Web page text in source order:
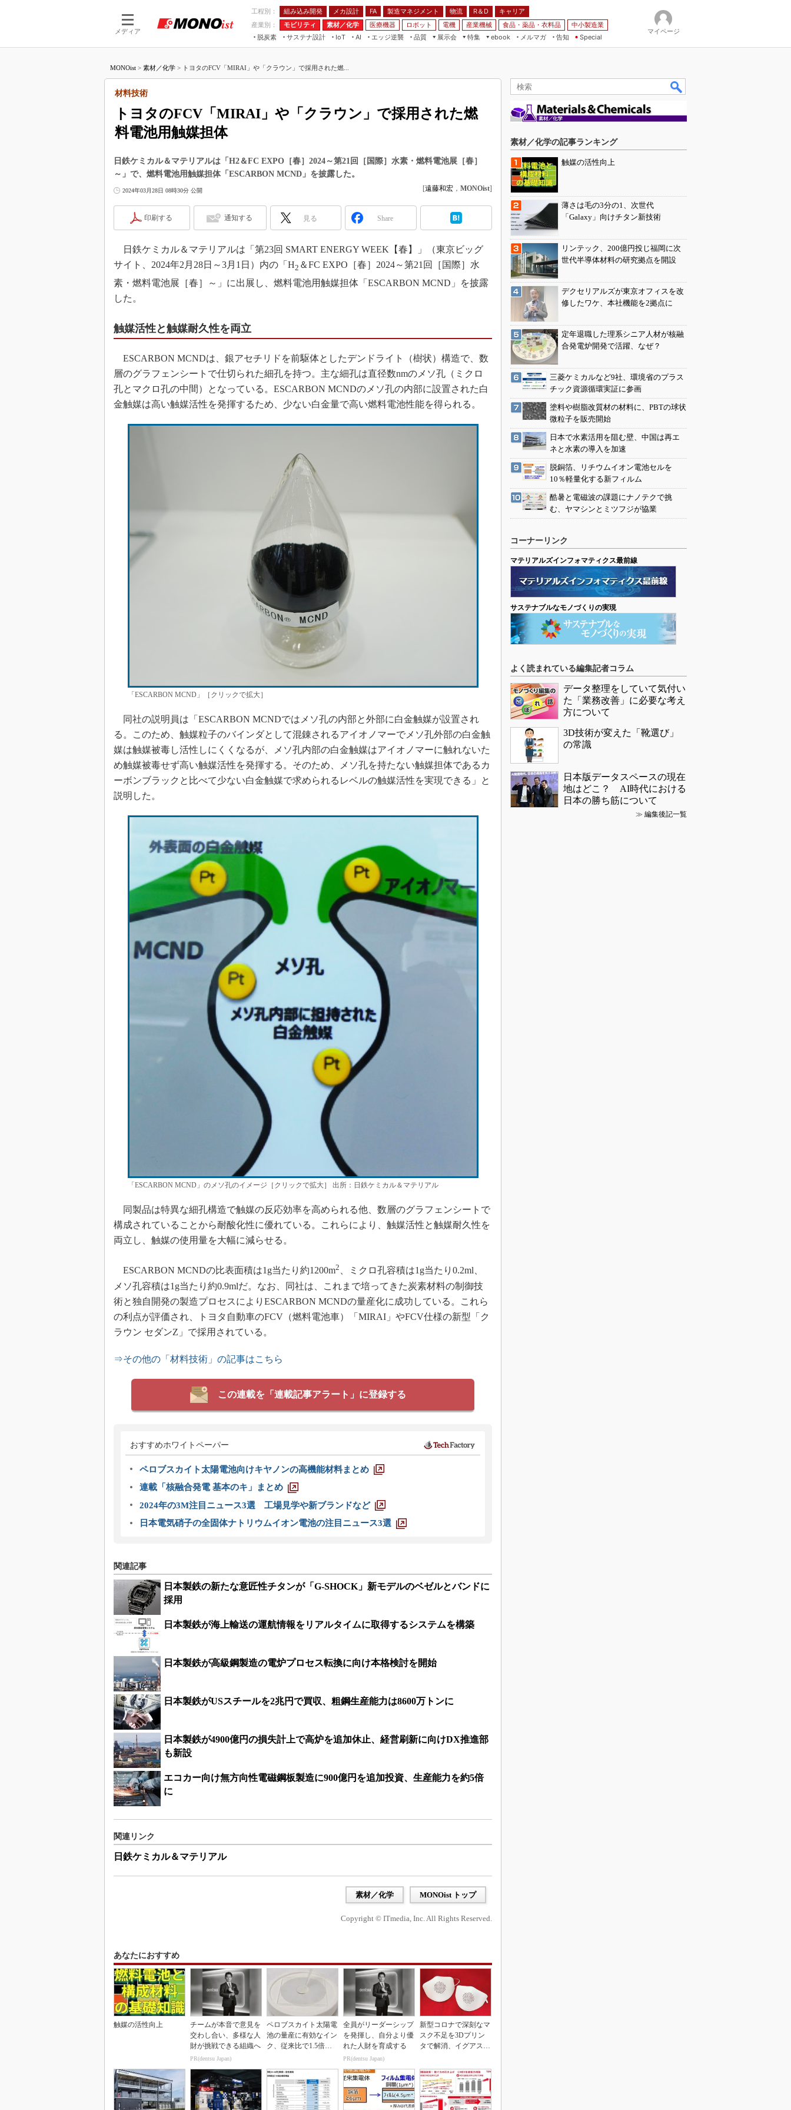
メディア
工程別： 組み込み開発 メカ設計 FA 製造マネジメント 物流 R＆D
キャリア
産業別：
モビリティ 素材／化学 医療機器 ロボット 電機 産業機械 食品・薬品・衣料品
中小製造業
脱炭素
サステナ設計
IoT
つながる工場
AI
AI×設備保全
エッジ逆襲 品質
展示会
JIMTOF
IIFES
TECHNO-FRONTIER
EdgeTech+
特集
フィールドサービス
組み込み画像技術
組み込みモデリング
車載ソフト開発
ISO26262
無償設計ツール
3Dプリンタ
デジタルツインとCAE
イノベーション
製造業ビッグデータ
メイドインジャパン
植物工場
ebook
モビリティ
メルマガ
告知 Special
マイページ
MONOist > 素材／化学 > トヨタのFCV「MIRAI」や「クラウン」で採用された燃...
トヨタのFCV「MIRAI」や「クラウン」で採用された燃
料電池用触媒担体
材料技術
日鉄ケミカル＆マテリアルは「H2＆FC EXPO［春］2024～第21回［国際］水素・燃料電池展［春］
～」で、燃料電池用触媒担体「ESCARBON MCND」を披露した。
2024年03月28日 08時30分 公開 [遠藤和宏 ， MONOist]
印刷する 通知する 見る Share
日鉄ケミカル＆マテリアルは「第23回 SMART ENERGY WEEK【春】」（東京ビッグ
サイト、2024年2月28日～3月1日）内の「H2 ＆FC EXPO［春］2024～第21回［国際］水
素・燃料電池展［春］～」に出展し、燃料電池用触媒担体「ESCARBON MCND」を披露
した。
触媒活性と触媒耐久性を両立
ESCARBON MCNDは、銀アセチリドを前駆体としたデンドライト（樹状）構造で、数
層のグラフェンシートで仕切られた細孔を持つ。主な細孔は直径数nmのメソ孔（ミクロ
孔とマクロ孔の中間）となっている。ESCARBON MCNDのメソ孔の内部に設置された白
金触媒は高い触媒活性を発揮するため、少ない白金量で高い燃料電池性能を得られる。
「ESCARBON MCND」［クリックで拡大］
同社の説明員は「ESCARBON MCNDではメソ孔の内部と外部に白金触媒が設置され
る。このため、触媒粒子のバインダとして混錬されるアイオノマーでメソ孔外部の白金触
媒は触媒被毒し活性しにくくなるが、メソ孔内部の白金触媒はアイオノマーに触れないた
め触媒被毒せず高い触媒活性を発揮する。そのため、メソ孔を持たない触媒担体であるカ
ーボンブラックと比べて少ない白金触媒で求められるレベルの触媒活性を実現できる」と
説明した。
「ESCARBON MCND」のメソ孔のイメージ［クリックで拡大］ 出所：日鉄ケミカル＆マテリアル
同製品は特異な細孔構造で触媒の反応効率を高められる他、数層のグラフェンシートで
構成されていることから耐酸化性に優れている。これらにより、触媒活性と触媒耐久性を
両立し、触媒の使用量を大幅に減らせる。
ESCARBON MCNDの比表面積は1g当たり約1200m2 、ミクロ孔容積は1g当たり0.2ml、
メソ孔容積は1g当たり約0.9mlだ。なお、同社は、これまで培ってきた炭素材料の制御技
術と独自開発の製造プロセスによりESCARBON MCNDの量産化に成功している。これら
の利点が評価され、トヨタ自動車のFCV（燃料電池車）「MIRAI」やFCV仕様の新型「ク
ラウン セダンZ」で採用されている。
⇒その他の「材料技術」の記事はこちら
この連載を「連載記事アラート」に登録する
おすすめホワイトペーパー
ペロブスカイト太陽電池向けキヤノンの高機能材料まとめ
連載「核融合発電 基本のキ」まとめ
2024年の3M注目ニュース3選 工場見学や新ブランドなど
日本電気硝子の全固体ナトリウムイオン電池の注目ニュース3選
関連記事
日本製鉄の新たな意匠性チタンが「G-SHOCK」新モデルのベゼルとバンドに
採用
日本製鉄が海上輸送の運航情報をリアルタイムに取得するシステムを構築
日本製鉄が高級鋼製造の電炉プロセス転換に向け本格検討を開始
日本製鉄がUSスチールを2兆円で買収、粗鋼生産能力は8600万トンに
日本製鉄が4900億円の損失計上で高炉を追加休止、経営刷新に向けDX推進部
も新設
エコカー向け無方向性電磁鋼板製造に900億円を追加投資、生産能力を約5倍
に
関連リンク
日鉄ケミカル＆マテリアル
素材／化学 MONOist トップ
Copyright © ITmedia, Inc. All Rights Reserved.
あなたにおすすめ
触媒の活性向上
チームが本音で意見を
交わし合い、多様な人
財が挑戦できる組織へ
PR(dentsu Japan)
ペロブスカイト太陽電
池の量産に有効なイン
ク、従来比で1.5倍の
全員がリーダーシップ
を発揮し、自分より優
れた人財を育成する
PR(dentsu Japan)
新型コロナで深刻なマ
スク不足を3Dプリン
タで解消、イグアスが
素材／化学の記事ランキング
触媒の活性向上
薄さは毛の3分の1、次世代
「Galaxy」向けチタン新技術
リンテック、200億円投じ福岡に次
世代半導体材料の研究拠点を開設
デクセリアルズが東京オフィスを改
修したワケ、本社機能を2拠点に
定年退職した理系シニア人材が核融
合発電炉開発で活躍、なぜ？
三菱ケミカルなど9社、環境省のプラス
チック資源循環実証に参画
塗料や樹脂改質材の材料に、PBTの球状
微粒子を販売開始
日本で水素活用を阻む壁、中国は再エ
ネと水素の導入を加速
脱銅箔、リチウムイオン電池セルを
10％軽量化する新フィルム
酷暑と電磁波の課題にナノテクで挑
む、ヤマシンとミツフジが協業
コーナーリンク
マテリアルズインフォマティクス最前線
サステナブルなモノづくりの実現
よく読まれている編集記者コラム
データ整理をしていて気付い
た「業務改善」に必要な考え
方について
3D技術が変えた「靴選び」
の常識
日本版データスペースの現在
地はどこ？ AI時代における
日本の勝ち筋について
≫ 編集後記一覧